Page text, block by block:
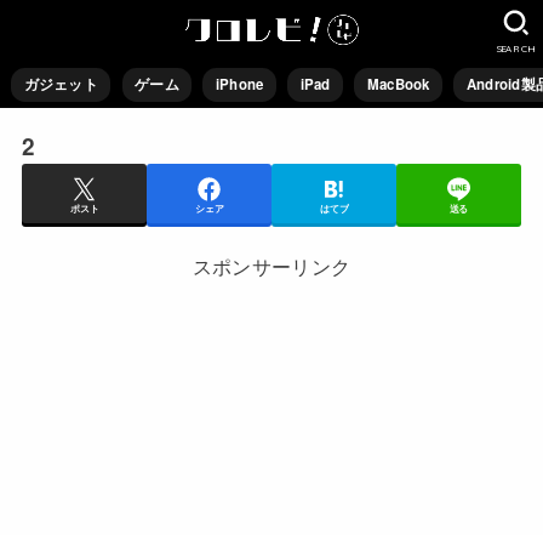
ガジェット ゲーム iPhone iPad MacBook Android製
SEARCH
2
ポスト シェア はてブ 送る
スポンサーリンク